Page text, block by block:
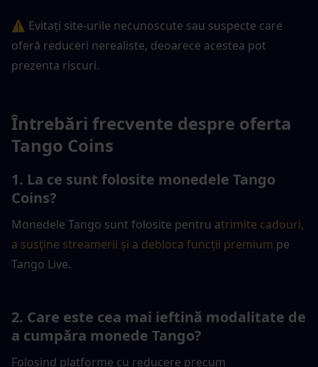
⚠️ Evitați site-urile necunoscute sau suspecte care
oferă reduceri nerealiste, deoarece acestea pot
prezenta riscuri.
Întrebări frecvente despre oferta
Tango Coins
1. La ce sunt folosite monedele Tango
Coins?
Monedele Tango sunt folosite pentru atrimite cadouri,
a susține streamerii și a debloca funcții premium pe
Tango Live.
2. Care este cea mai ieftină modalitate de
a cumpăra monede Tango?